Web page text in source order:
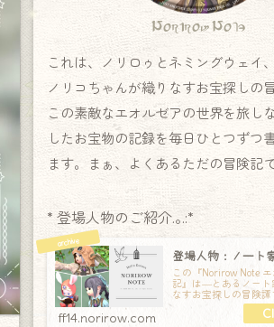
Norirow Note
これは、ノリロゥとネミングウェイ
ノリコちゃんが織りなすお宝探しの
この素敵なエオルゼアの世界を旅し
したお宝物の記録を毎日ひとつずつ
ます。まぁ、よくあるただの冒険記で
* 登場人物のご紹介.｡.:*
登場人物：ノート
この『Norirow Note
記』は―とあるノート
なすお宝探しの冒険譚
な Final Fantasy XIV
ff14.norirow.com